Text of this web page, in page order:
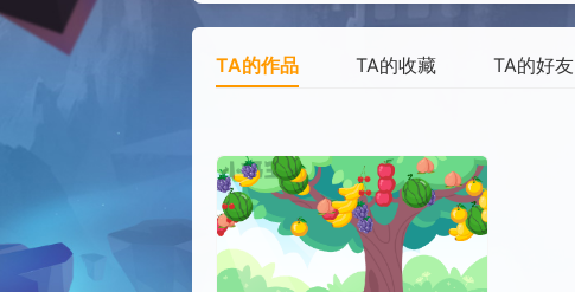
TA的作品 TA的收藏 TA的好友